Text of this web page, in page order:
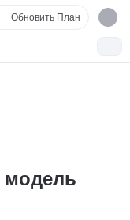
Обновить План
модель